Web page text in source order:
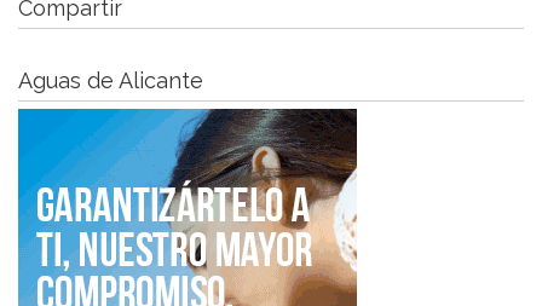
Compartir
Aguas de Alicante